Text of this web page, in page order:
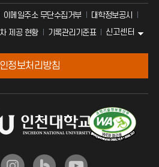
이메일주소 무단수집거부
대학정보공시
제공 현황
기록관리기준표 신고센터
정보처리방침